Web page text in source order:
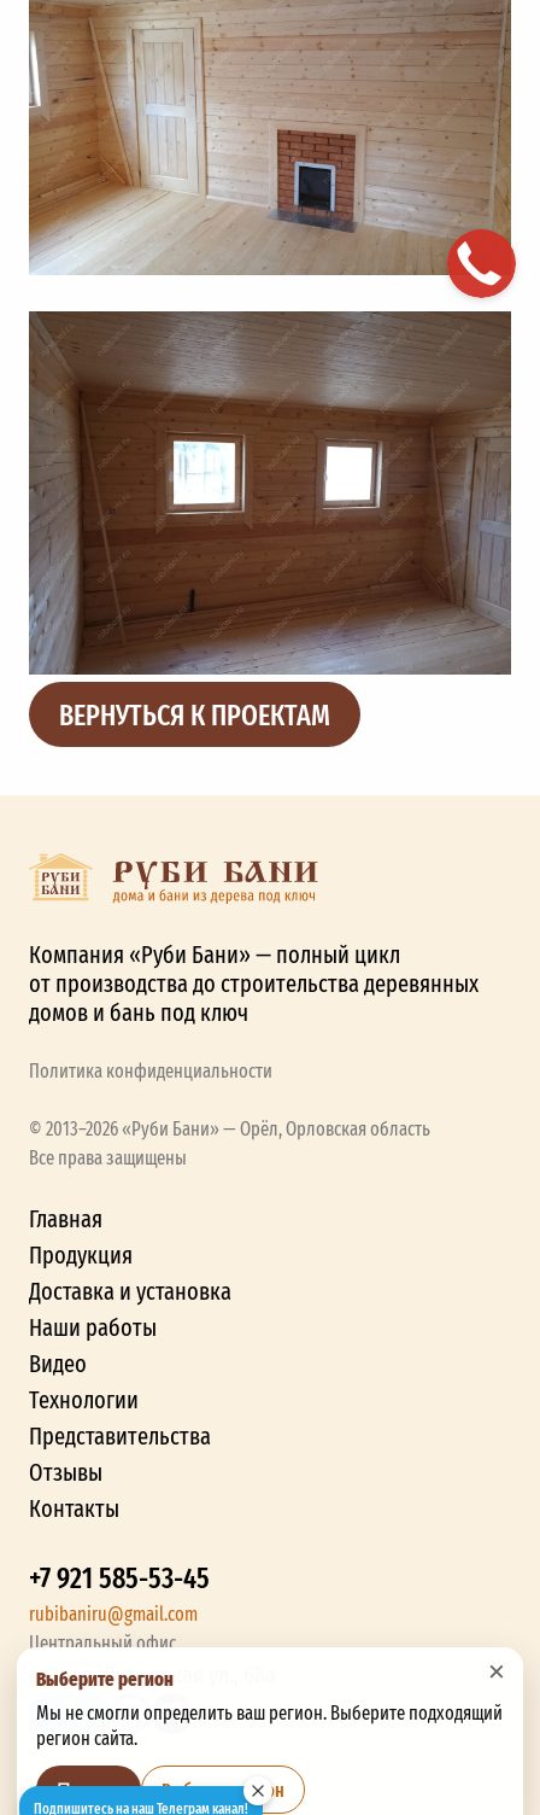
×
Выберите регион
Мы не смогли определить ваш регион. Выберите подходящий
регион сайта.
Позже Выбрать регион
ВЕРНУТЬСЯ К ПРОЕКТАМ
Компания «Руби Бани» — полный цикл
от производства до строительства деревянных
домов и бань под ключ
Политика конфиденциальности
© 2013–2026 «Руби Бани» — Орёл, Орловская область
Все права защищены
Главная
Продукция
Доставка и установка
Наши работы
Видео
Технологии
Представительства
Отзывы
Контакты
+7 921 585-53-45
rubibaniru@gmail.com
Центральный офис
г. Орел, Ливенская ул., 68а
Подпишитесь на наш Телеграм канал!